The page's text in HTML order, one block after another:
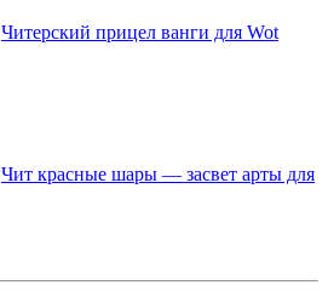
Читерский прицел ванги для Wot
Чит красные шары — засвет арты для